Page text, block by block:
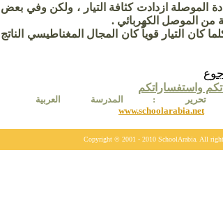
الموصلة ازدادت كثافة التيار ، ولكن وفي بعض
من الموصل الكهربائي .
كان التيارقوياً كان المجال المغناطيسي الناتج
واستفساراتكم
تحرير :
المدرسة العربية
www.schoolarabia.net
Copyright © 2001 - 2010